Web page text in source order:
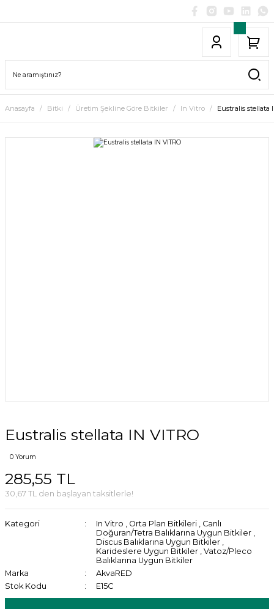
Anasayfa Bitki Üretim Şekline Göre Bitkiler In Vitro Eustralis stellata
Eustralis stellata IN VITRO
0 Yorum
285,55 TL
30,67 TL den başlayan taksitlerle!
Kategori In Vitro , Orta Plan Bitkileri , Canlı
Doğuran/Tetra Balıklarına Uygun Bitkiler ,
Discus Balıklarına Uygun Bitkiler ,
Karideslere Uygun Bitkiler , Vatoz/Pleco
Balıklarına Uygun Bitkiler
Marka
AkvaRED
Stok Kodu
E15C